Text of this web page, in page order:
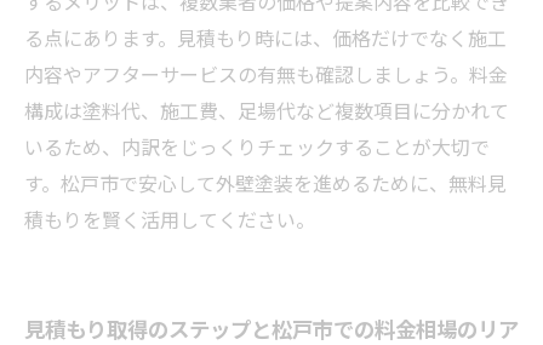
る点にあります。見積もり時には、価格だけでなく施工
内容やアフターサービスの有無も確認しましょう。料金
構成は塗料代、施工費、足場代など複数項目に分かれて
いるため、内訳をじっくりチェックすることが大切で
す。松戸市で安心して外壁塗装を進めるために、無料見
積もりを賢く活用してください。
見積もり取得のステップと松戸市での料金相場のリア